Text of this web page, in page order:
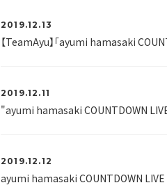
2019.12.13
【TeamAyu】「ayumi hamasaki
2019.12.11
"ayumi hamasaki COUNTDOWN
2019.12.12
ayumi hamasaki COUNTDOWN